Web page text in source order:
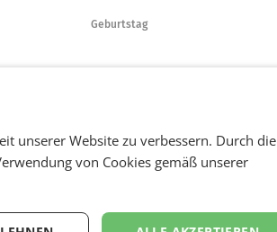
Geburtstag
MMag. Alexander Tschidakontaktieren
Profil von MMag. Alexander Tschida
unserer Website zu verbessern. Durch die
von Cookies gemäß unserer